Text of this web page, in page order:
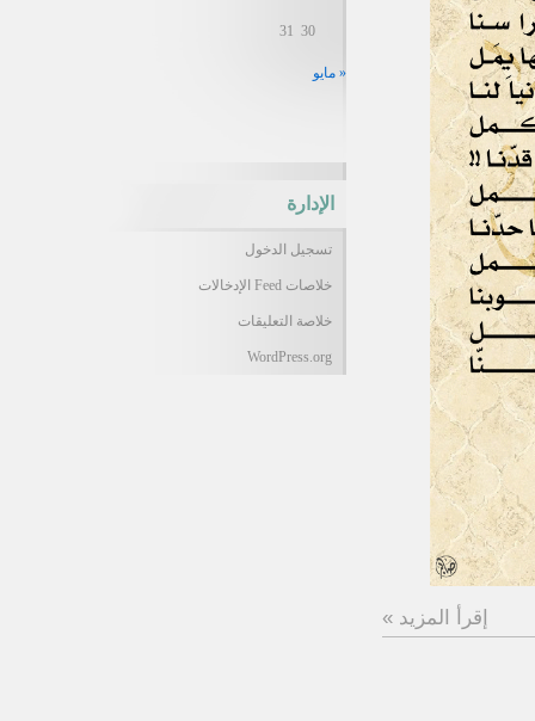
إقرأ المزيد »
30
31
« مايو
الإدارة
تسجيل الدخول
خلاصات Feed الإدخالات
خلاصة التعليقات
WordPress.org